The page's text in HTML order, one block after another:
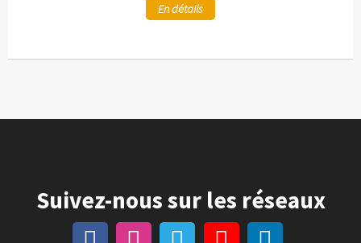
En détails
Suivez-nous sur les réseaux